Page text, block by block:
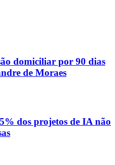
domiciliar por 90 dias
de Moraes
dos projetos de IA não